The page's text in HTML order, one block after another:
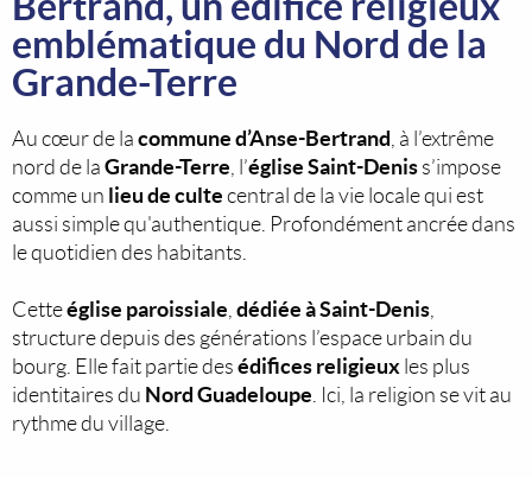
emblématique du Nord de la
Grande-Terre
Au cœur de la commune d’Anse-Bertrand, à l’extrême
nord de la Grande-Terre, l’église Saint-Denis s’impose
comme un lieu de culte central de la vie locale qui est
aussi simple qu'authentique. Profondément ancrée dans
le quotidien des habitants.
Cetteéglise paroissiale, dédiée à Saint-Denis,
structure depuis des générations l’espace urbain du
bourg. Elle fait partie des édifices religieux les plus
identitaires du Nord Guadeloupe. Ici, la religion se vit au
rythme du village.